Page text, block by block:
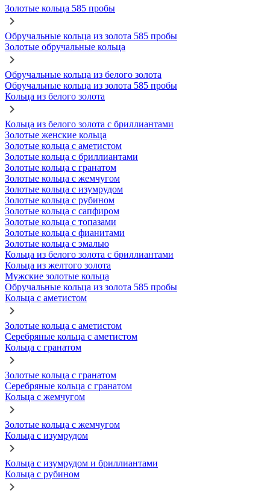
Золотые кольца 585 пробы
Обручальные кольца из золота 585 пробы
Золотые обручальные кольца
Обручальные кольца из белого золота
Обручальные кольца из золота 585 пробы
Кольца из белого золота
Кольца из белого золота с бриллиантами
Золотые женские кольца
Золотые кольца с аметистом
Золотые кольца с бриллиантами
Золотые кольца с гранатом
Золотые кольца с жемчугом
Золотые кольца с изумрудом
Золотые кольца с рубином
Золотые кольца с сапфиром
Золотые кольца с топазами
Золотые кольца с фианитами
Золотые кольца с эмалью
Кольца из белого золота с бриллиантами
Кольца из желтого золота
Мужские золотые кольца
Обручальные кольца из золота 585 пробы
Кольца с аметистом
Золотые кольца с аметистом
Серебряные кольца с аметистом
Кольца с гранатом
Золотые кольца с гранатом
Серебряные кольца с гранатом
Кольца с жемчугом
Золотые кольца с жемчугом
Кольца с изумрудом
Кольца с изумрудом и бриллиантами
Кольца с рубином